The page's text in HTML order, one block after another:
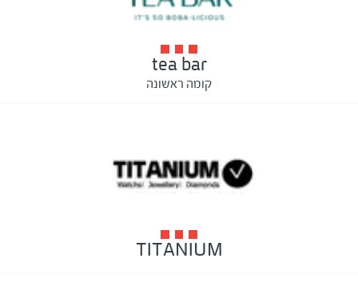
tea bar
קומה ראשונה
TITANIUM